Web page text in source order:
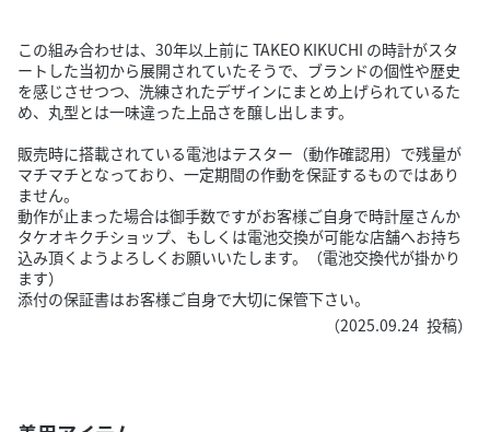
この組み合わせは、30年以上前に TAKEO KIKUCHI の時計がスタ
ートした当初から展開されていたそうで、ブランドの個性や歴史
を感じさせつつ、洗練されたデザインにまとめ上げられているた
め、丸型とは一味違った上品さを醸し出します。
販売時に搭載されている電池はテスター（動作確認用）で残量が
マチマチとなっており、一定期間の作動を保証するものではあり
ません。
動作が止まった場合は御手数ですがお客様ご自身で時計屋さんか
タケオキクチショップ、もしくは電池交換が可能な店舗へお持ち
込み頂くようよろしくお願いいたします。（電池交換代が掛かり
ます）
添付の保証書はお客様ご自身で大切に保管下さい。
（2025.09.24 投稿）